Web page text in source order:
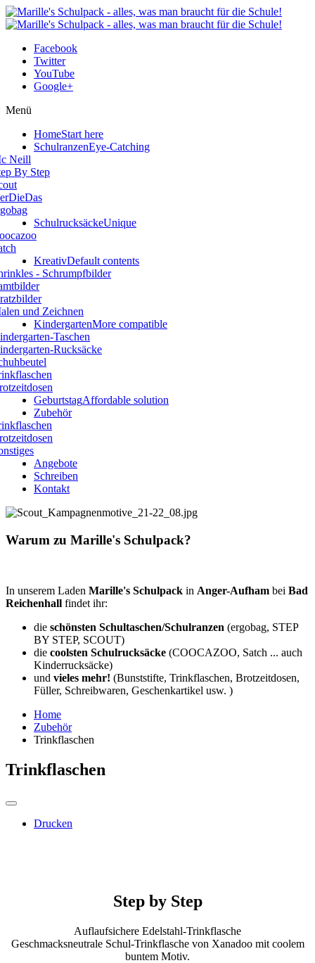
Facebook
Twitter
YouTube
Google+
Menü
HomeStart here
SchulranzenEye-Catching
Neill
By Step
SchulrucksäckeUnique
KreativDefault contents
- Schrumpfbilder
und Zeichnen
KindergartenMore compatible
Taschen
Rucksäcke
GeburtstagAffordable solution
Zubehör
Angebote
Schreiben
Kontakt
Warum zu Marille's Schulpack?
In unserem Laden Marille's Schulpack in Anger-Aufham bei Bad
Reichenhall findet ihr:
die schönsten Schultaschen/Schulranzen (ergobag, STEP
BY STEP, SCOUT)
die coolsten Schulrucksäcke (COOCAZOO, Satch ... auch
Kinderrucksäcke)
und vieles mehr! (Bunststifte, Trinkflaschen, Brotzeitdosen,
Füller, Schreibwaren, Geschenkartikel usw. )
Home
Zubehör
Trinkflaschen
Trinkflaschen
Drucken
Step by Step
Auflaufsichere Edelstahl-Trinkflasche
Geschmacksneutrale Schul-Trinkflasche von Xanadoo mit coolem
buntem Motiv.